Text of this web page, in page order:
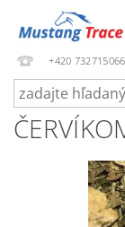
+420 732715066